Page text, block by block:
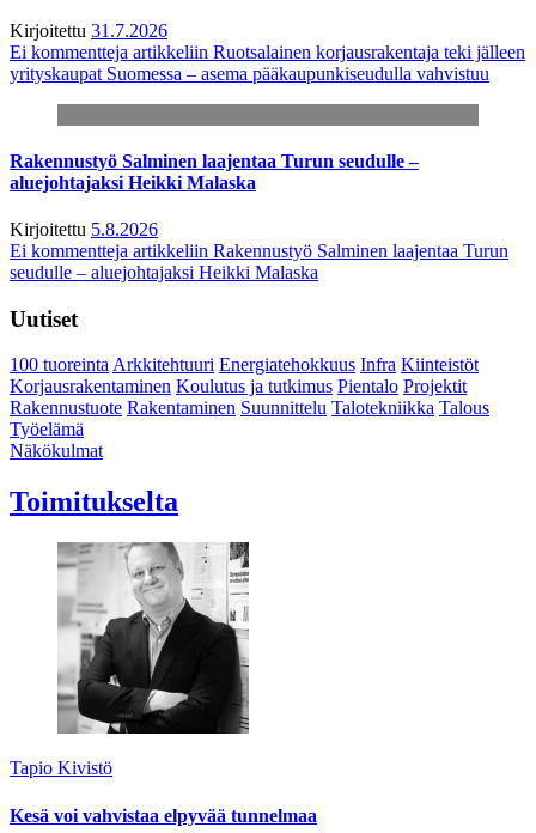
Kirjoitettu 31.7.2026
Ei kommentteja artikkeliin Ruotsalainen korjausrakentaja teki jälleen
yrityskaupat Suomessa – asema pääkaupunkiseudulla vahvistuu
Rakennustyö Salminen laajentaa Turun seudulle –
aluejohtajaksi Heikki Malaska
Kirjoitettu 5.8.2026
Ei kommentteja artikkeliin Rakennustyö Salminen laajentaa Turun
seudulle – aluejohtajaksi Heikki Malaska
Uutiset
100 tuoreintaArkkitehtuuri Energiatehokkuus Infra Kiinteistöt
Korjausrakentaminen Koulutus ja tutkimus Pientalo Projektit
Rakennustuote Rakentaminen Suunnittelu Talotekniikka Talous
Työelämä
Näkökulmat
Toimitukselta
Tapio Kivistö
Kesä voi vahvistaa elpyvää tunnelmaa